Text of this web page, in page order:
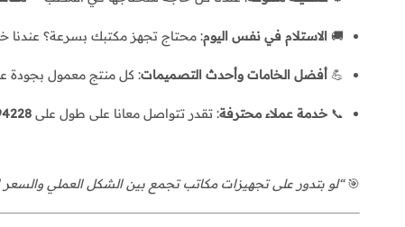
🚚 الاستلام في نفس اليوم: محتاج تجهز مكتبك بسرعة؟ عندنا
💪 أفضل الخامات وأحدث التصميمات: كل منتج معمول بجودة
📞خدمة عملاء محترفة: تقدر تتواصل معانا على طول على
🎯“لو بتدور على تجهيزات مكاتب تجمع بين الشكل العملي